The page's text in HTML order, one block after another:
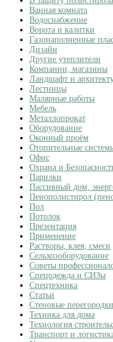
Ванная комната
Водоснабжение
Ворота и калитки
Газонаполненные
Дизайн
Другие утеплители
Компании, магазины
Ландшафт и
Лестницы
Малярные работы
Мебель
Металлопрокат
Оборудование
Оконный проём
Отопительные
Офис
Охрана и
Парилки
Пассивный дом,
Пенополистирол
Пол
Потолок
Презентация
Применение
Растворы, клея, смеси
Сельхозоборудование
Советы
Спецодежда и СИЗы
Спецтехника
Статьи
Стеновые перегородки
Техника для дома
Технология
Транспорт и